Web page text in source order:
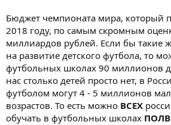
Бюджет чемпионата мира, который
2018 году, по самым скромным
миллиардов рублей. Если бы такие
на развитие детского футбола, то
футбольных школах 90 миллионов
нас столько детей просто нет, в
футболом могут 4 - 5 миллионов
возрастов. То есть можно ВСЕХ
обучать в футбольных школах